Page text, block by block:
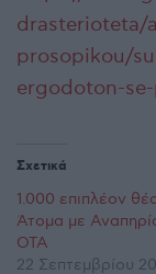
drasterioteta/
prosopikou/
ergodoton-
Σχετικά
1.000 επιπλέον
Άτομα με
ΟΤΑ
22 Σεπτεμβρίου